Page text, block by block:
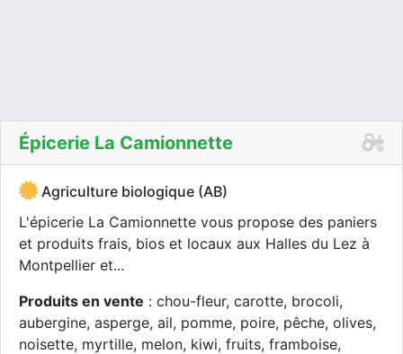
Épicerie La Camionnette
Agriculture biologique (AB)
L'épicerie La Camionnette vous propose des paniers
et produits frais, bios et locaux aux Halles du Lez à
Montpellier et...
Produits en vente : chou-fleur, carotte, brocoli,
aubergine, asperge, ail, pomme, poire, pêche, olives,
noisette, myrtille, melon, kiwi, fruits, framboise,